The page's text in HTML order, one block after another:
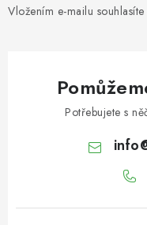
OŘECHY NATURAL /
CELÉ NATURAL
OŘECHY NATURAL /
PODZEMNICE
Vložením e-mailu souhlasíte
Potřebujete s
info